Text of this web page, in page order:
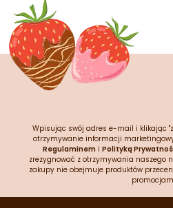
Wpisując swój adres e-mail i klikając
otrzymywanie informacji
Regulaminem i Polityką
zrezygnować z otrzymywania naszego
zakupy nie obejmuje produktów